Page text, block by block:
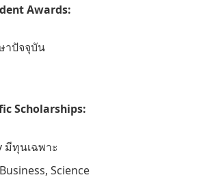
Awards:
าปัจจุบัน
Scholarships:
มีทุนเฉพาะ
Science